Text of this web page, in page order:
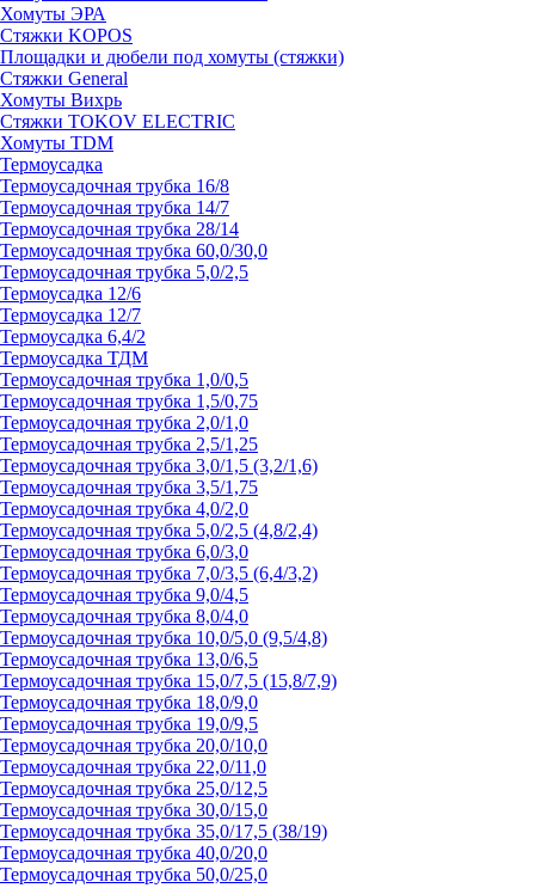
Хомуты ЭРА
Стяжки KOPOS
Площадки и дюбели под хомуты (стяжки)
Стяжки General
Хомуты Вихрь
Стяжки TOKOV ELECTRIC
Хомуты TDM
Термоусадка
Термоусадочная трубка 16/8
Термоусадочная трубка 14/7
Термоусадочная трубка 28/14
Термоусадочная трубка 60,0/30,0
Термоусадочная трубка 5,0/2,5
Термоусадка 12/6
Термоусадка 12/7
Термоусадка 6,4/2
Термоусадка ТДМ
Термоусадочная трубка 1,0/0,5
Термоусадочная трубка 1,5/0,75
Термоусадочная трубка 2,0/1,0
Термоусадочная трубка 2,5/1,25
Термоусадочная трубка 3,0/1,5 (3,2/1,6)
Термоусадочная трубка 3,5/1,75
Термоусадочная трубка 4,0/2,0
Термоусадочная трубка 5,0/2,5 (4,8/2,4)
Термоусадочная трубка 6,0/3,0
Термоусадочная трубка 7,0/3,5 (6,4/3,2)
Термоусадочная трубка 9,0/4,5
Термоусадочная трубка 8,0/4,0
Термоусадочная трубка 10,0/5,0 (9,5/4,8)
Термоусадочная трубка 13,0/6,5
Термоусадочная трубка 15,0/7,5 (15,8/7,9)
Термоусадочная трубка 18,0/9,0
Термоусадочная трубка 19,0/9,5
Термоусадочная трубка 20,0/10,0
Термоусадочная трубка 22,0/11,0
Термоусадочная трубка 25,0/12,5
Термоусадочная трубка 30,0/15,0
Термоусадочная трубка 35,0/17,5 (38/19)
Термоусадочная трубка 40,0/20,0
Термоусадочная трубка 50,0/25,0